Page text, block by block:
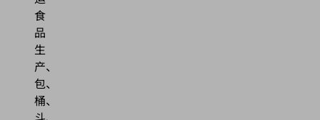
食
品
生
产、
包、
桶、